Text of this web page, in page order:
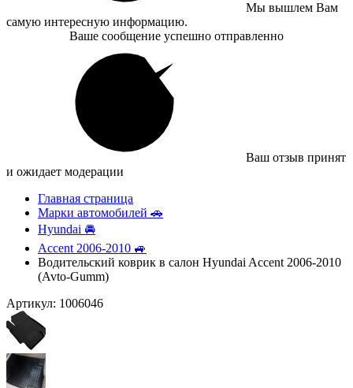
Мы вышлем Вам
самую интересную информацию.
Ваше сообщение успешно отправленно
Ваш отзыв принят
и ожидает модерации
Главная страница
Марки автомобилей 🚗
Hyundai 🚘
Accent 2006-2010 🚙
Водительский коврик в салон Hyundai Accent 2006-2010
(Avto-Gumm)
Артикул: 1006046